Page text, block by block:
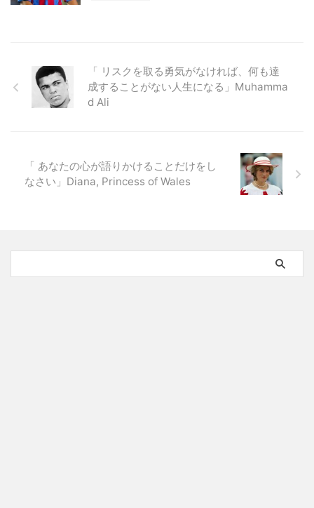
「 リスクを取る勇気がなければ、何も達
成することがない人生になる」Muhamma
d Ali
「 あなたの心が語りかけることだけをし
なさい」Diana, Princess of Wales